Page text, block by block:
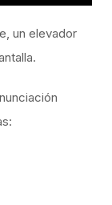
un elevador